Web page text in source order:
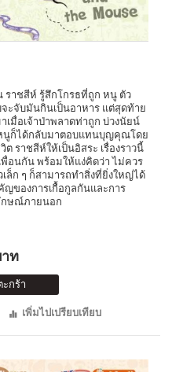
ราชสีห์ รู้สึกโกรธที่ถูก หนู ตัว
ะจับมันกินเป็นอาหาร แต่สุดท้าย
มื่อเจ้าป่าพลาดท่าถูก บ่วงนัยน์
นูก็ได้กลับมาตอบแทนบุญคุณโดย
ราชสีห์ให้เป็นอิสระ เรื่องราวนี้
อนกัน พร้อมให้แง่คิดว่า ไม่ควร
ล็ก ๆ ก็สามารถทำสิ่งที่ยิ่งใหญ่ได้
ญของการเกื้อกูลกันและการ
กษณ์ภายนอก
ท
กร้า
เพิ่มไปเปรียบเทียบ